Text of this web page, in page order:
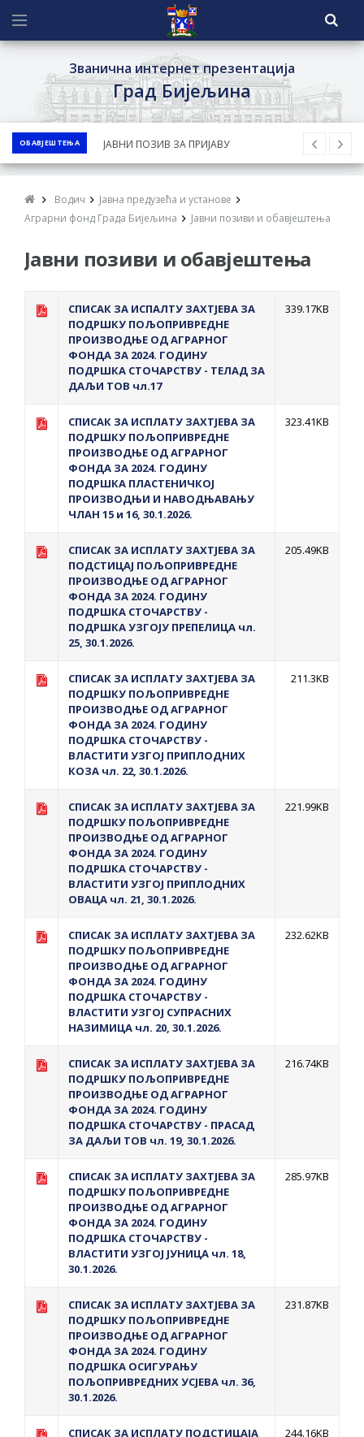
Званична интернет презентација
Град Бијељина
ОБАВЈЕШТЕЊА
ЈАВНИ ПОЗИВ ЗА ПРИЈАВУ
НЕПРОПИСНОГ ОДЛАГАЊА ОТПАДА УЗ
ЈАВНИ КОНКУРС ЗА ДОДЈЕЛУ
СУФИНАНСИРАЊЕ КУПОВИНЕ СЕОСКЕ
ГРАДА БИЈЕЉИНА ЗА 2026. ГОДИНУ
Обавјештење за предузетника - Ненад
Нукић
ПРЕЛИМИНАРНA РАНГ ЛИСТA
КАНДИДАТА КОЈИ СУ ОСТВАРИЛИ ПРАВО
НА ГРАДСКИ МЈЕСЕЧНИ БОРАЧКИ
ДОДАТАК ЗА ДЕМОБИЛИСАНЕ БОРЦЕ
ВОЈСКЕ РЕПУБЛИКЕ СРПСКЕ У СТАЊУ
СОЦИЈАЛНЕ ПОТРЕБЕ
гориво доступни од 13. марта до 15.
новембра
Захтјев за издавање ПОНОСНЕ КАРТИЦЕ
Обавјештење о забрани саобраћаја 6. и
7. августа
Ујић
Водич
Јавна предузећа и установе
Аграрни фонд Града Бијељина
Јавни позиви и обавјештења
Јавни позиви и обавјештења
СПИСАК ЗА ИСПАЛТУ ЗАХТЈЕВА ЗА
ПОДРШКУ ПОЉОПРИВРЕДНЕ
ПРОИЗВОДЊЕ ОД АГРАРНОГ
ФОНДА ЗА 2024. ГОДИНУ
ПОДРШКА СТОЧАРСТВУ - ТЕЛАД ЗА
ДАЉИ ТОВ чл.17
339.17KB
СПИСАК ЗА ИСПЛАТУ ЗАХТЈЕВА ЗА
ПОДРШКУ ПОЉОПРИВРЕДНЕ
ПРОИЗВОДЊЕ ОД АГРАРНОГ
ФОНДА ЗА 2024. ГОДИНУ
ПОДРШКА ПЛАСТЕНИЧКОЈ
ПРОИЗВОДЊИ И НАВОДЊАВАЊУ
ЧЛАН 15 и 16, 30.1.2026.
323.41KB
СПИСАК ЗА ИСПЛАТУ ЗАХТЈЕВА ЗА
ПОДСТИЦАЈ ПОЉОПРИВРЕДНЕ
ПРОИЗВОДЊЕ ОД АГРАРНОГ
ФОНДА ЗА 2024. ГОДИНУ
ПОДРШКА СТОЧАРСТВУ -
ПОДРШКА УЗГОЈУ ПРЕПЕЛИЦА чл.
25, 30.1.2026.
205.49KB
СПИСАК ЗА ИСПЛАТУ ЗАХТЈЕВА ЗА
ПОДРШКУ ПОЉОПРИВРЕДНЕ
ПРОИЗВОДЊЕ ОД АГРАРНОГ
ФОНДА ЗА 2024. ГОДИНУ
ПОДРШКА СТОЧАРСТВУ -
ВЛАСТИТИ УЗГОЈ ПРИПЛОДНИХ
КОЗА чл. 22, 30.1.2026.
211.3KB
СПИСАК ЗА ИСПЛAТУ ЗАХТЈЕВА ЗА
ПОДРШКУ ПОЉОПРИВРЕДНЕ
ПРОИЗВОДЊЕ ОД АГРАРНОГ
ФОНДА ЗА 2024. ГОДИНУ
ПОДРШКА СТОЧАРСТВУ -
ВЛАСТИТИ УЗГОЈ ПРИПЛОДНИХ
ОВАЦА чл. 21, 30.1.2026.
221.99KB
СПИСАК ЗА ИСПЛАТУ ЗАХТЈЕВА ЗА
ПОДРШКУ ПОЉОПРИВРЕДНЕ
ПРОИЗВОДЊЕ ОД АГРАРНОГ
ФОНДА ЗА 2024. ГОДИНУ
ПОДРШКА СТОЧАРСТВУ -
ВЛАСТИТИ УЗГОЈ СУПРАСНИХ
НАЗИМИЦА чл. 20, 30.1.2026.
232.62KB
СПИСАК ЗА ИСПЛАТУ ЗАХТЈЕВА ЗА
ПОДРШКУ ПОЉОПРИВРЕДНЕ
ПРОИЗВОДЊЕ ОД АГРАРНОГ
ФОНДА ЗА 2024. ГОДИНУ
ПОДРШКА СТОЧАРСТВУ - ПРАСАД
ЗА ДАЉИ ТОВ чл. 19, 30.1.2026.
216.74KB
СПИСАК ЗА ИСПЛАТУ ЗАХТЈЕВА ЗА
ПОДРШКУ ПОЉОПРИВРЕДНЕ
ПРОИЗВОДЊЕ ОД АГРАРНОГ
ФОНДА ЗА 2024. ГОДИНУ
ПОДРШКА СТОЧАРСТВУ -
ВЛАСТИТИ УЗГОЈ ЈУНИЦА чл. 18,
30.1.2026.
285.97KB
СПИСАК ЗА ИСПЛАТУ ЗАХТЈЕВА ЗА
ПОДРШКУ ПОЉОПРИВРЕДНЕ
ПРОИЗВОДЊЕ ОД АГРАРНОГ
ФОНДА ЗА 2024. ГОДИНУ
ПОДРШКА ОСИГУРАЊУ
ПОЉОПРИВРЕДНИХ УСЈЕВА чл. 36,
30.1.2026.
231.87KB
СПИСАК ЗА ИСПЛАТУ ПОДСТИЦАЈА
244.16KB